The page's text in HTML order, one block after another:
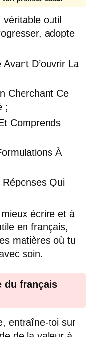
outil
adopte
Avant D’ouvrir La
Cherchant Ce
;
Comprends
À
Qui
écrire et à
en français,
matières où tu
soin.
du français
entraîne-toi sur